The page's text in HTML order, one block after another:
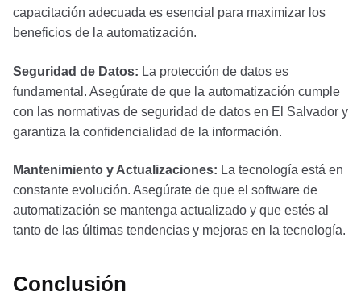
capacitación adecuada es esencial para maximizar los
beneficios de la automatización.
Seguridad de Datos: La protección de datos es
fundamental. Asegúrate de que la automatización cumple
con las normativas de seguridad de datos en El Salvador y
garantiza la confidencialidad de la información.
Mantenimiento y Actualizaciones: La tecnología está en
constante evolución. Asegúrate de que el software de
automatización se mantenga actualizado y que estés al
tanto de las últimas tendencias y mejoras en la tecnología.
Conclusión